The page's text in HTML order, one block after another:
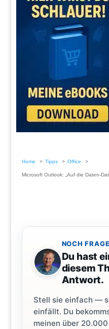
Home Tipps Office
Microsoft Outlook: „Auf die Daten-
NOCH
Du hast
diesem
Antwort.
Stell sie einfach —
einfällt. Du
meinen über